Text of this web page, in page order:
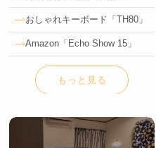
おしゃれキーボード「TH80」
Amazon「Echo Show 15」
もっと見る